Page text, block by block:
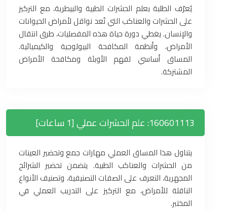
يُعرّف الطلبة بعلم الحشرات الطبية والبيطرية، مع التركيز
على الحشرات والعناكب التي تُعد نواقل لأمراض الحيوانات
والإنسان. يغطي دورة حياة هذه المفصليات، طرق انتقال
الأمراض، وأنظمة المكافحة البيولوجية والكيميائية.
المساق أساسي لفهم الأوبئة ومكافحة الأمراض
المشتركة.
160601113: علم الحشرات عملي [1 ساعات]
يتناول هذا المساق العملي مهارات جمع وتحضير العينات
من الحشرات والعناكب الطبية. يتضمن تحضير الشرائح
المجهرية، التعرف على الصفات التصنيفية، وتصنيف الأنواع
الناقلة للأمراض، مع التركيز على التدريب العملي في
المختبر.